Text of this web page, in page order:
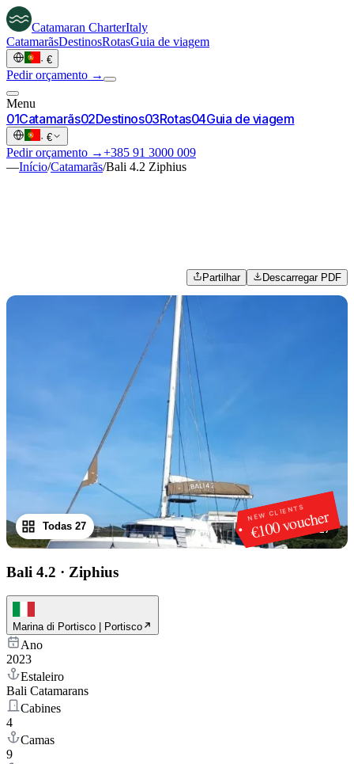
Catamaran CharterItaly
CatamarãsDestinosRotasGuia de viagem
· €
Pedir orçamento →
Menu
01Catamarãs02Destinos03Rotas04Guia de viagem
· €
Pedir orçamento →+385 91 3000 009
—Início/Catamarãs/Bali 4.2 Ziphius
Partilhar Descarregar PDF
NEW CLIENTS
€100 voucher
1/27
Todas 27
Bali 4.2 · Ziphius
Marina di Portisco | Portisco
Ano
2023
Estaleiro
Bali Catamarans
Cabines
4
Camas
9